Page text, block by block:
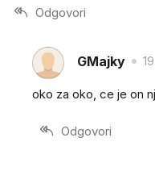
Odgovori
GMajky
oko za oko, ce je on
Odgovori